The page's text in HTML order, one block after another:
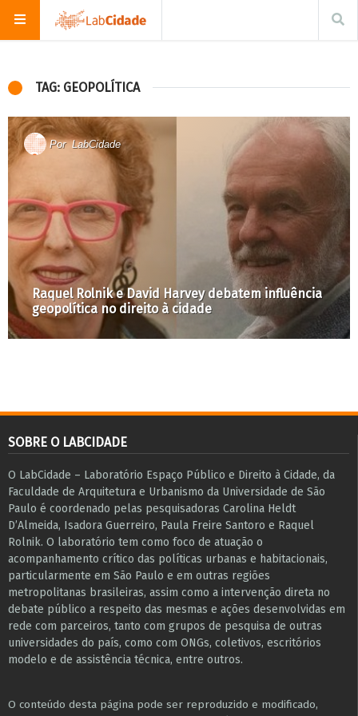
TAG: GEOPOLÍTICA
PorLabCidade
Raquel Rolnik e David Harvey debatem influência
geopolítica no direito à cidade
SOBRE O LABCIDADE
O LabCidade – Laboratório Espaço Público e Direito à Cidade, da
Faculdade de Arquitetura e Urbanismo da Universidade de São
Paulo é coordenado pelas pesquisadoras Carolina Heldt
D’Almeida, Isadora Guerreiro, Paula Freire Santoro e Raquel
Rolnik. O laboratório tem como foco de atuação o
acompanhamento crítico das políticas urbanas e habitacionais,
particularmente em São Paulo e ​em outras regiões
metropolitanas brasileiras, assim como a intervenção direta no
debate público a respeito das mesmas e ações desenvolvidas em
r​e​de com parceiros, tanto com grupos de pesquisa ​de outras
universidades do país, como com ONGs, coletivos, escritórios
modelo e de assistência técnica​, entre outros​.
O conteúdo desta página pode ser reproduzido e modificado,